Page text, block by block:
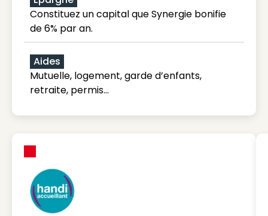
Constituez un capital que Synergie bonifie
de 6% par an.
Aides
Mutuelle, logement, garde d’enfants,
retraite, permis…